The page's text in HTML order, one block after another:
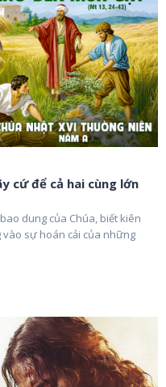
cứ để cả hai cùng lớn
dung của Chúa, biết kiên
vào sự hoán cải của những